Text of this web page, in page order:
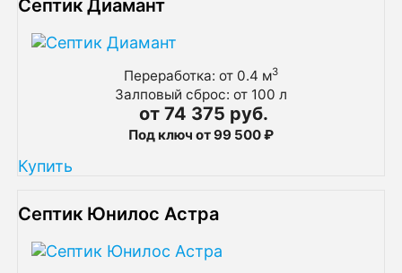
Септик Диамант
Переработка: от 0.4 м3
Залповый сброс: от 100 л
от 74 375 руб.
Под ключ от 99 500 ₽
Купить
Септик Юнилос Астра